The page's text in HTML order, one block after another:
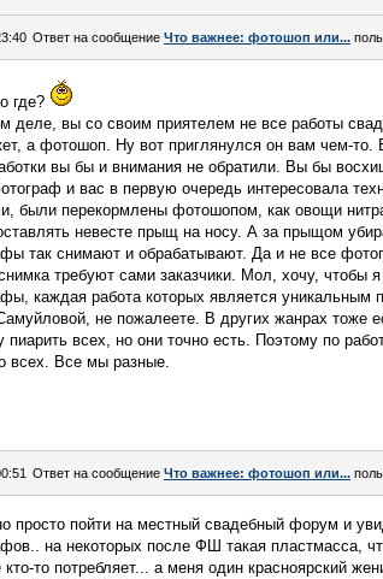
Ответ на сообщение Что важнее: фотошоп или...
где?
деле, вы со своим приятелем не все работы
а фотошоп. Ну вот приглянулся он вам чем-
вы бы и внимания не обратили. Вы бы
и вас в первую очередь интересовала
были перекормлены фотошопом, как овощи
невесте прыщ на носу. А за прыщом
так снимают и обрабатывают. Да и не все
требуют сами заказчики. Мол, хочу,
каждая работа которых является уникальным
не пожалеете. В других жанрах тоже
пиарить всех, но они точно есть. Поэтому по
всех. Все мы разные.
Ответ на сообщение Что важнее: фотошоп или...
просто пойти на местный свадебный форум и
на некоторых после ФШ такая пластмасса,
кто-то потребляет... а меня один красноярский